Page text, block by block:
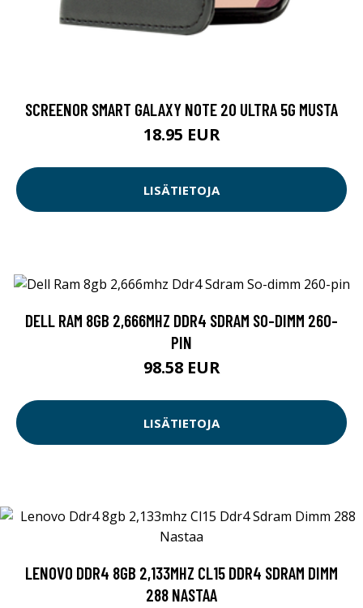
SCREENOR SMART GALAXY NOTE 20 ULTRA 5G MUSTA
18.95 EUR
LISÄTIETOJA
DELL RAM 8GB 2,666MHZ DDR4 SDRAM SO-DIMM 260-
PIN
98.58 EUR
LISÄTIETOJA
LENOVO DDR4 8GB 2,133MHZ CL15 DDR4 SDRAM DIMM
288 NASTAA